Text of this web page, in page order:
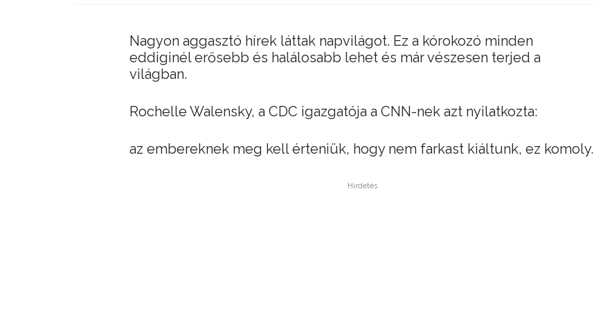
Nagyon aggasztó hírek láttak napvilágot. Ez a kórokozó minden
eddiginél erősebb és halálosabb lehet és már vészesen terjed a
világban.
Rochelle Walensky, a CDC igazgatója a CNN-nek azt nyilatkozta:
az embereknek meg kell érteniük, hogy nem farkast kiáltunk, ez komoly.
Hirdetés